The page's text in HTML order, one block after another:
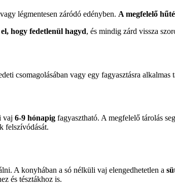
légmentesen záródó edényben. A megfelelő
hogy fedetlenül hagyd, és mindig zárd vissza
csomagolásában vagy egy fagyasztásra alkalmas
vaj 6-9 hónapig fagyasztható. A megfelelő tárolás
felszívódását.
A konyhában a só nélküli vaj elengedhetetlen a
és tésztákhoz is.